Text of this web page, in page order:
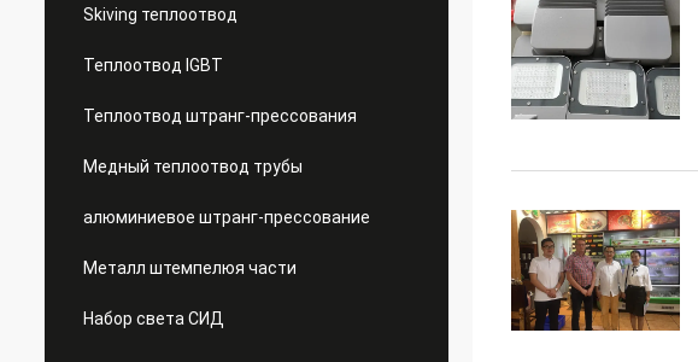
Skiving теплоотвод
Теплоотвод IGBT
Теплоотвод штранг-прессования
Медный теплоотвод трубы
алюминиевое штранг-прессование
Металл штемпелюя части
Набор света СИД